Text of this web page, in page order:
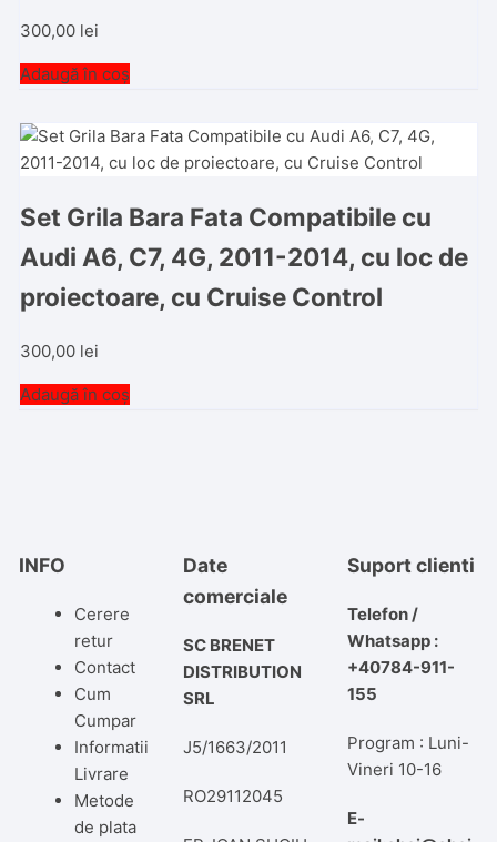
300,00 lei
Adaugă în coș
Set Grila Bara Fata Compatibile cu
Audi A6, C7, 4G, 2011-2014, cu loc de
proiectoare, cu Cruise Control
300,00 lei
Adaugă în coș
INFO
Cerere
retur
Contact
Cum
Cumpar
Informatii
Livrare
Metode
de plata
Date
comerciale
SC BRENET
DISTRIBUTION
SRL
J5/1663/2011
RO29112045
Suport clienti
Telefon /
Whatsapp :
+40784-911-
155
Program : Luni-
Vineri 10-16
E-